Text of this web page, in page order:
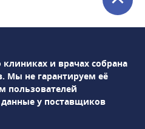
причин. Наиболее частые
в Москве:
и предобморочные
приступообразного
и врачах собрана
Мы не гарантируем её
пользователей
данные у поставщиков